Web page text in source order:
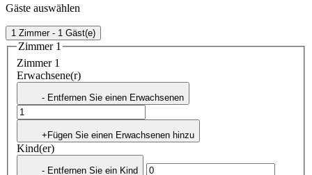
Gäste auswählen
1 Zimmer - 1 Gäst(e)
Zimmer 1
Zimmer 1
Erwachsene(r)
- Entfernen Sie einen Erwachsenen
+Fügen Sie einen Erwachsenen hinzu
Kind(er)
- Entfernen Sie ein Kind